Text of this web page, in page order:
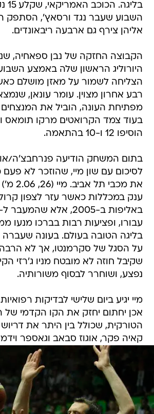
אליהן צירף גם ארבעה ריבאונדים.
הקבוצה החזקה של נבן ספאחיה,
היורוליג הראשון שלה באמצע
הצליחה לשמור על מאזן מושלם
רבע אחרון מצוין. עומר עונאן,
בעוד צמד הקרואטים מרקו תומאס
הוסיפו 12 ו-10 בהתאמה.
בתום המשחק הודיעה פנרחבצ'ה/
לסיכום עם שון מיי, שהוזכר לא
את מכבי
ענק במכללות כאשר עזר לצפון
עבורו, ופציעות רבות בברכו מנעו
בליגה הטובה בעולם. בעונה שעברה
על הסגל של סקרמנטו, אך לא
שקיבל חוזה לא מובטח מניו ג'רזי
נפצע, ושוחרר לבסוף משורותיה.
מיי יגיע ביום שלישי לבדיקות
אכן יחתום יחזק את הקו הקדמי של
הטורקית, שכולל בין היתר את דריוש
קאיה פקר, אוגוז סבאב וגאספר